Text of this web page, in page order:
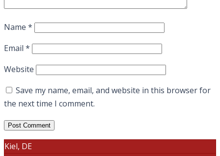
Name *
Email *
Website
Save my name, email, and website in this browser for
the next time I comment.
Kiel, DE